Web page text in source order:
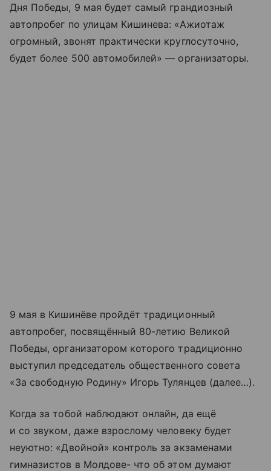
Дня Победы, 9 мая будет самый грандиозный
автопробег по улицам Кишинева: «Ажиотаж
огромный, звонят практически круглосуточно,
будет более 500 автомобилей» — организаторы.
9 мая в Кишинёве пройдёт традиционный
автопробег, посвящённый 80-летию Великой
Победы, организатором которого традиционно
выступил председатель общественного совета
«За свободную Родину» Игорь Тулянцев (далее…).
Когда за тобой наблюдают онлайн, да ещё
и со звуком, даже взрослому человеку будет
неуютно: «Двойной» контроль за экзаменами
гимназистов в Молдове- что об этом думают